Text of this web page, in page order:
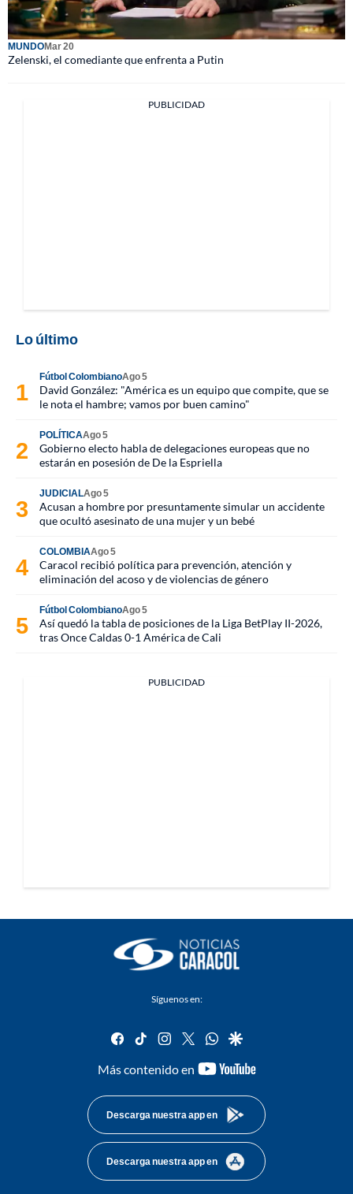
MUNDOMar 20
Zelenski, el comediante que enfrenta a Putin
PUBLICIDAD
Lo último
Fútbol ColombianoAgo 5
David González: "América es un equipo que compite, que se
le nota el hambre; vamos por buen camino"
POLÍTICAAgo 5
Gobierno electo habla de delegaciones europeas que no
estarán en posesión de De la Espriella
JUDICIALAgo 5
Acusan a hombre por presuntamente simular un accidente
que ocultó asesinato de una mujer y un bebé
COLOMBIAAgo 5
Caracol recibió política para prevención, atención y
eliminación del acoso y de violencias de género
Fútbol ColombianoAgo 5
Así quedó la tabla de posiciones de la Liga BetPlay II-2026,
tras Once Caldas 0-1 América de Cali
PUBLICIDAD
Síguenos en:
facebook
tiktok instagram
twitterwhatsapp
google
Más contenido en
youtube-
Descarga nuestra app en
Descarga nuestra app en